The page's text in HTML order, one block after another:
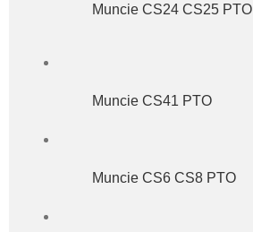
Muncie CS24 CS25 PTO
Muncie CS41 PTO
Muncie CS6 CS8 PTO